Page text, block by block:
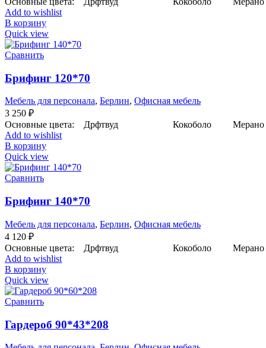
Add to wishlist
В корзину
Quick view
Сравнить
Брифинг 120*70
Мебель для персонала, Берлин, Офисная мебель
3 250 ₽
Основные цвета: Дрфтвуд Кокоболо Мерано
Add to wishlist
В корзину
Quick view
Сравнить
Брифинг 140*70
Мебель для персонала, Берлин, Офисная мебель
4 120 ₽
Основные цвета: Дрфтвуд Кокоболо Мерано
Add to wishlist
В корзину
Quick view
Сравнить
Гардероб 90*43*208